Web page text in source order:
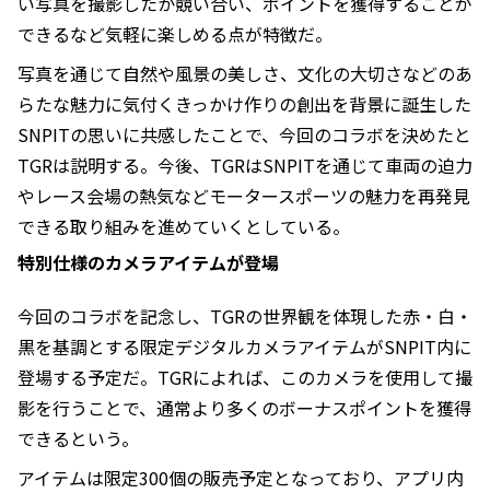
できるなど気軽に楽しめる点が特徴だ。
写真を通じて自然や風景の美しさ、文化の大切さなどのあ
らたな魅力に気付くきっかけ作りの創出を背景に誕生した
SNPITの思いに共感したことで、今回のコラボを決めたと
TGRは説明する。今後、TGRはSNPITを通じて車両の迫力
やレース会場の熱気などモータースポーツの魅力を再発見
できる取り組みを進めていくとしている。
特別仕様のカメラアイテムが登場
今回のコラボを記念し、TGRの世界観を体現した赤・白・
黒を基調とする限定デジタルカメラアイテムがSNPIT内に
登場する予定だ。TGRによれば、このカメラを使用して撮
影を行うことで、通常より多くのボーナスポイントを獲得
できるという。
アイテムは限定300個の販売予定となっており、アプリ内